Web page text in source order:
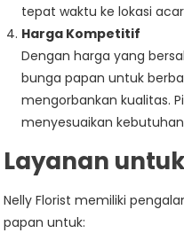
tepat waktu ke lokasi
Harga Kompetitif
Dengan harga yang
bunga papan untuk
mengorbankan kualitas.
menyesuaikan
Layanan
Nelly Florist memiliki
papan untuk: